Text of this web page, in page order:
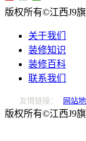
版权所有©江西J9
关于我们
装修知识
装修百科
联系我们
友情链接： 网站
版权所有©江西J9